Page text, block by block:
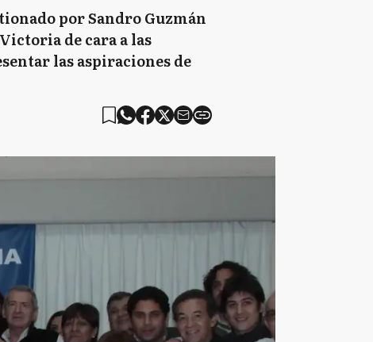
por Sandro Guzmán
de cara a las
las aspiraciones de